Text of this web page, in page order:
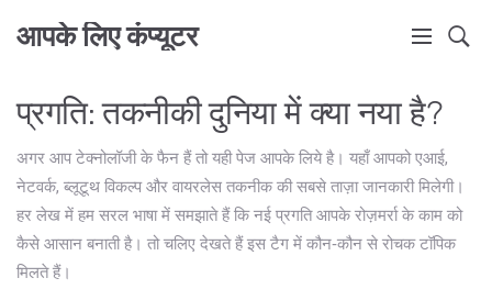
आपके लिए कंप्यूटर
प्रगति: तकनीकी दुनिया में क्या नया है?
अगर आप टेक्नोलॉजी के फैन हैं तो यही पेज आपके लिये है। यहाँ आपको एआई,
नेटवर्क, ब्लूटूथ विकल्प और वायरलेस तकनीक की सबसे ताज़ा जानकारी मिलेगी।
हर लेख में हम सरल भाषा में समझाते हैं कि नई प्रगति आपके रोज़मर्रा के काम को
कैसे आसान बनाती है। तो चलिए देखते हैं इस टैग में कौन‑कौन से रोचक टॉपिक
मिलते हैं।